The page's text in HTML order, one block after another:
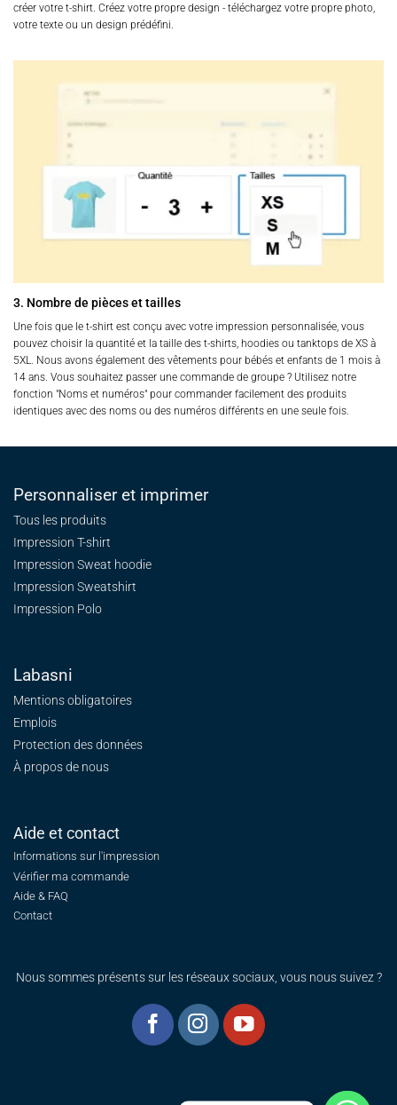
créer votre t-shirt. Créez votre propre design - téléchargez votre propre photo,
votre texte ou un design prédéfini.
3. Nombre de pièces et tailles
Une fois que le t-shirt est conçu avec votre impression personnalisée, vous
pouvez choisir la quantité et la taille des t-shirts, hoodies ou tanktops de XS à
5XL. Nous avons également des vêtements pour bébés et enfants de 1 mois à
14 ans. Vous souhaitez passer une commande de groupe ? Utilisez notre
fonction "Noms et numéros" pour commander facilement des produits
identiques avec des noms ou des numéros différents en une seule fois.
Personnaliser et imprimer
Tous les produits
Impression T-shirt
Impression Sweat hoodie
Impression Sweatshirt
Impression Polo
Labasni
Mentions obligatoires
Emplois
Protection des données
À propos de nous
Aide et contact
Informations sur l'impression
Vérifier ma commande
Aide & FAQ
Contact
Nous sommes présents sur les réseaux sociaux, vous nous suivez ?